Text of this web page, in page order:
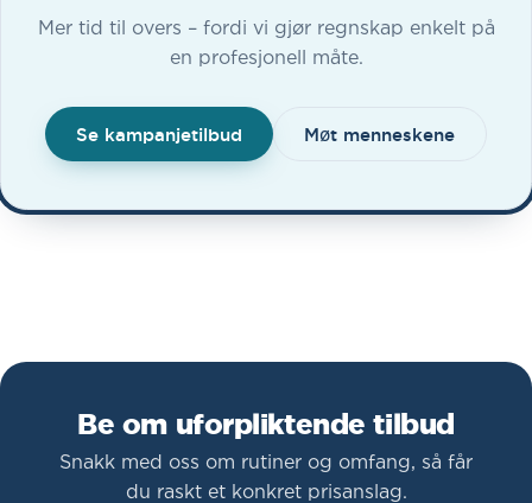
Mer tid til overs – fordi vi gjør regnskap enkelt på
en profesjonell måte.
Se kampanjetilbud Møt menneskene
Be om uforpliktende tilbud
Snakk med oss om rutiner og omfang, så får
du raskt et konkret prisanslag.